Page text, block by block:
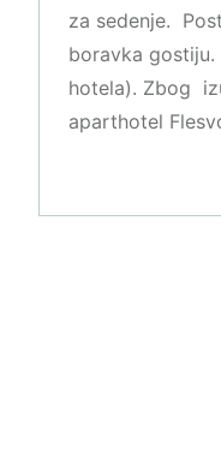
za sedenje.
boravka
hotela). Zbog
aparthotel